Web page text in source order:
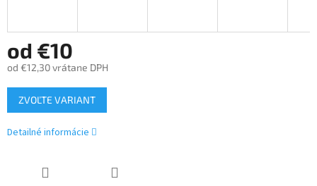
od €10
od €12,30vrátane DPH
Jednotková
cena:
ZVOĽTE VARIANT
Detailné informácie